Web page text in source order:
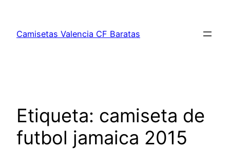
contenido
Camisetas Valencia CF Baratas
Etiqueta: camiseta de
futbol jamaica 2015